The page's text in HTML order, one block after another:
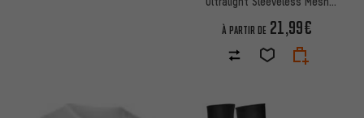
À PARTIR DE 21,99€